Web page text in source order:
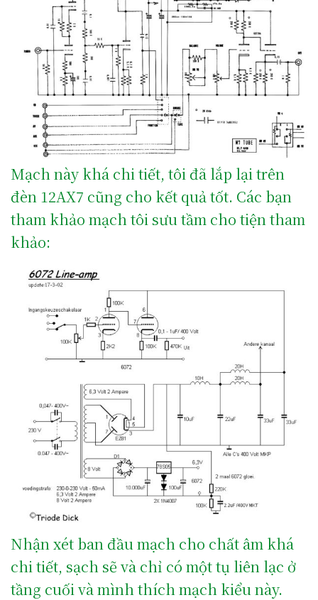
Mạch này khá chi tiết, tôi đã lắp lại trên
đèn 12AX7 cũng cho kết quả tốt. Các bạn
tham khảo mạch tôi sưu tầm cho tiện tham
khảo:
Nhận xét ban đầu mạch cho chất âm khá
chi tiết, sạch sẽ và chỉ có một tụ liên lạc ở
tầng cuối và mình thích mạch kiểu này.